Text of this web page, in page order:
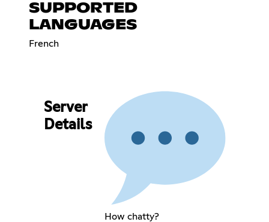
SUPPORTED
LANGUAGES
French
Server
Details
How chatty?